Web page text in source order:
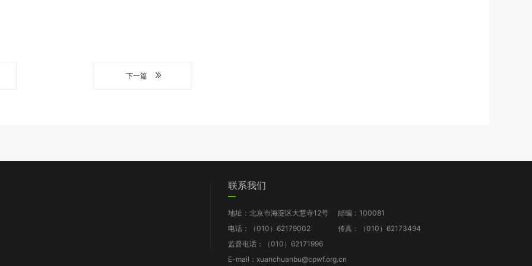
下一篇
联系我们
地址：北京市海淀区大慧寺12号
邮编：100081
电话：（010）62179002
传真：（010）62173494
监督电话：（010）62171996
E-mail：xuanchuanbu@cpwf.org.cn